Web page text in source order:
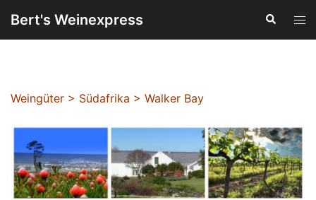
Inhalt
Bert's Weinexpress Suche
Weingüter > Südafrika > Walker Bay